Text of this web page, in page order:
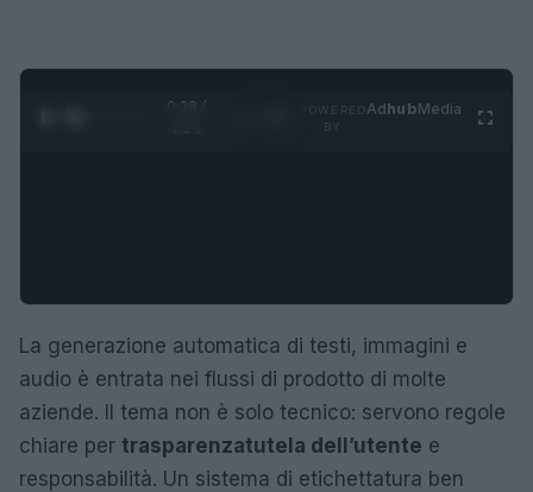
0:29 /
AdhubMedia
La generazione automatica di testi, immagini e
audio è entrata nei flussi di prodotto di molte
aziende. Il tema non è solo tecnico: servono regole
chiare per trasparenzatutela dell’utente e
responsabilità. Un sistema di etichettatura ben